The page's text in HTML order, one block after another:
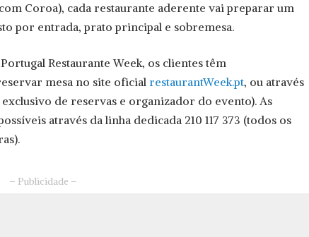
Coroa), cada restaurante aderente vai preparar um
por entrada, prato principal e sobremesa.
Restaurante Week, os clientes têm
mesa no site oficialrestaurantWeek.pt, ou através
de reservas e organizador do evento). As
através da linha dedicada 210 117 373 (todos os
– Publicidade –